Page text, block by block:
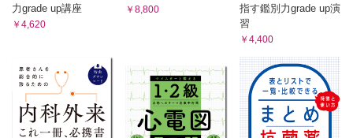
力grade up講座
￥4,620
￥8,800
指す鑑別力grade up演
習
￥4,400